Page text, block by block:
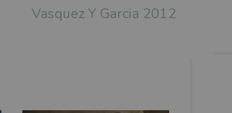
Vasquez Y Garcia 2012